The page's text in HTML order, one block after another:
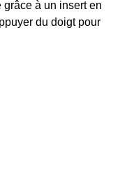
à un insert en
du doigt pour